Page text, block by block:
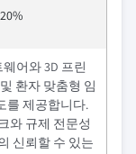
어와 3D 프린
환자 맞춤형 임
를 제공합니다.
와 규제 전문성
신뢰할 수 있는